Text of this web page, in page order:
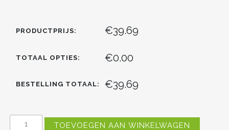
PRODUCTPRIJS: €39.69
TOTAAL OPTIES: €0.00
BESTELLING TOTAAL: €39.69
TOEVOEGEN AAN WINKELWAGEN